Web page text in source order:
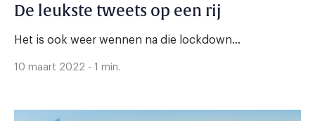
De leukste tweets op een rij
Het is ook weer wennen na die lockdown...
10 maart 2022 - 1 min.